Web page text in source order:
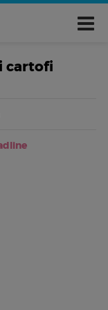
cartofi